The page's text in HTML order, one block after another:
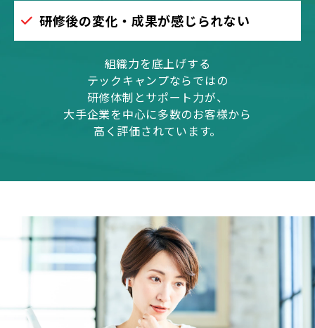
研修後の変化・成果が感じられない
組織力を底上げする
テックキャンプならではの
研修体制とサポート力が、
大手企業を中心に多数のお客様から
高く評価されています。